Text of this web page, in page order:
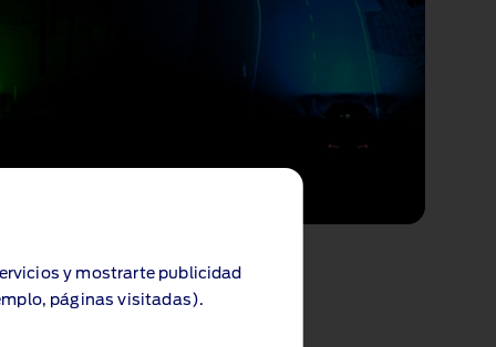
y mostrarte publicidad
páginas visitadas).